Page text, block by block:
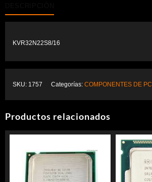
KVR32N22S8/16
SKU: 1757 Categorías: COMPONENTES DE PC
Productos relacionados